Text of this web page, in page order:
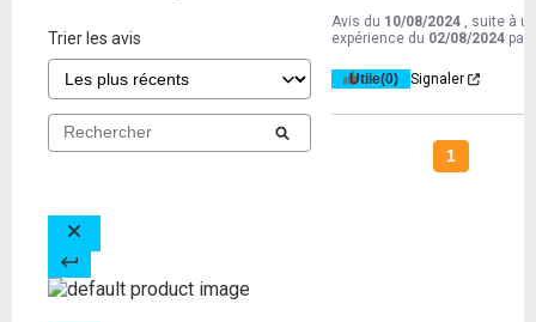
Trier les avis
Avis du 10/08/2024 , suite à
expérience du 02/08/2024 par
Utile(0) Signaler
1